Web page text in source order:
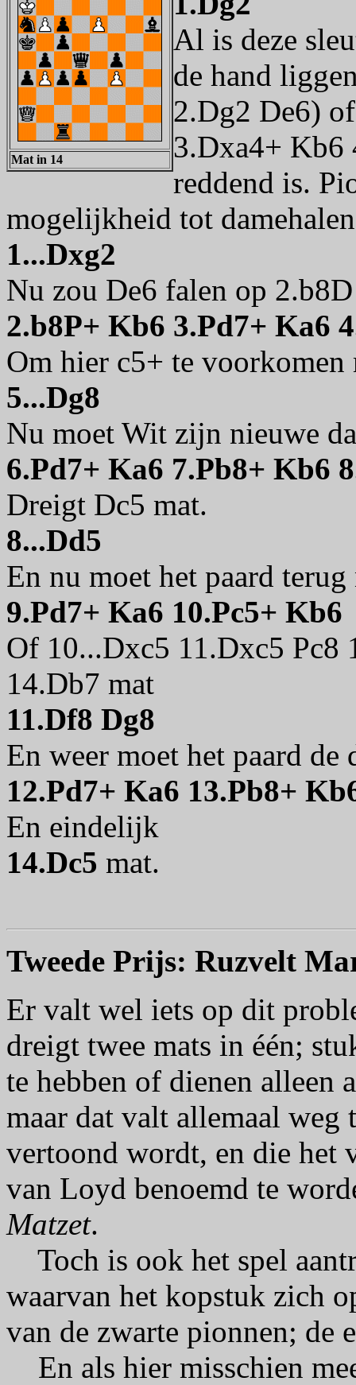
Mat in 14
Al is deze
de hand
2.Dg2 De6)
3.Dxa4+ Kb6
reddend is.
mogelijkheid tot
1...Dxg2
Nu zou De6 falen op
2.b8P+ Kb6 3.Pd7+ Ka6
Om hier c5+ te
5...Dg8
Nu moet Wit zijn nieuwe
6.Pd7+ Ka6 7.Pb8+ Kb6
Dreigt Dc5 mat.
8...Dd5
En nu moet het paard
9.Pd7+ Ka6 10.Pc5+ Kb6
Of 10...Dxc5 11.Dxc5 Pc8
14.Db7 mat
11.Df8 Dg8
En weer moet het paard de
12.Pd7+ Ka6 13.Pb8+
En eindelijk
14.Dc5 mat.
Tweede Prijs: Ruzvelt
Er valt wel iets op dit
dreigt twee mats in één;
te hebben of dienen alleen
maar dat valt allemaal weg
vertoond wordt, en die het
van Loyd benoemd te
Matzet.
Toch is ook het spel
waarvan het kopstuk zich
van de zwarte pionnen; de
En als hier misschien